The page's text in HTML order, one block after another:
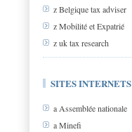
z Belgique tax adviser
z Mobilité et Expatrié
z uk tax research
SITES INTERNETS
a Assemblée nationale
a Minefi